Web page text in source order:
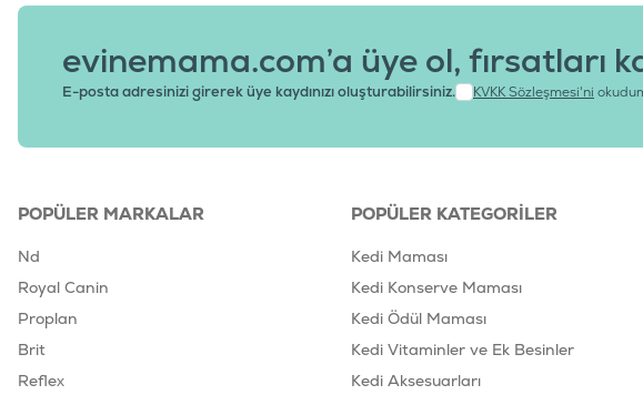
evinemama.com’a üye ol, fırsatları
E-posta adresinizi girerek üye kaydınızı oluşturabilirsiniz. KVKK Sözleşmesi'ni
POPÜLER MARKALAR
Nd
Royal Canin
Proplan
Brit
Reflex
POPÜLER KATEGORILER
Kedi Maması
Kedi Konserve Maması
Kedi Ödül Maması
Kedi Vitaminler ve Ek Besinler
Kedi Aksesuarları